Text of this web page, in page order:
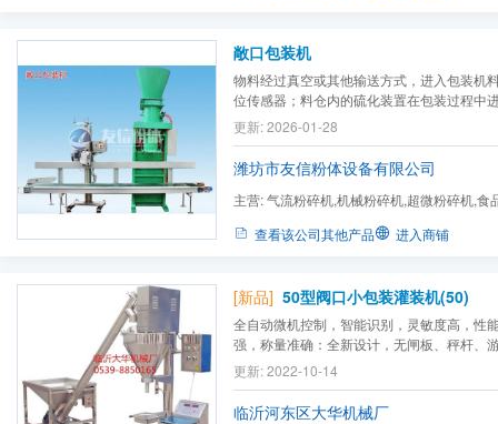
敞口包装机
物料经过真空或其他输送方式，进入包装机
位传感器；料仓内的硫化装置在包装过程中
良好流动；料斗下部设置定量给料装置，定
重设备形成闭环控制系统；当包装程序开始
集料筒内物料重量，并与用户设定重量比较
更新: 2026-01-28
潍坊市友信粉体设备有限公司
主营:气流粉碎机,机械粉碎机,超微粉碎机,食
查看该公司其他产品 进入商铺
[新品] 50型阀口小包装灌装机(50)
全自动微机控制，智能识别，灵敏度高，性
强，称量准确：全新设计，无闸板、秤杆、
拉簧等机械称重机构，无限减少易损件既降
高了生产效率。自动实现包装袋的压紧、灌
袋等功能，操作简单，经久耐用；机身全部
更新: 2022-10-14
临沂河东区大华机械厂